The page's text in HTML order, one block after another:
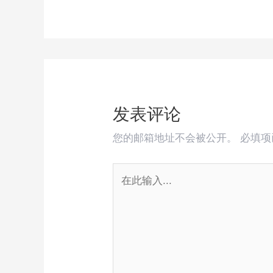
发表评论
您的邮箱地址不会被公开。 必填